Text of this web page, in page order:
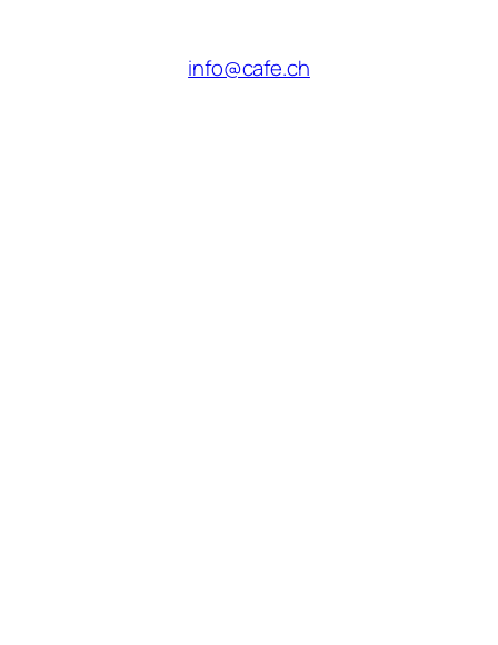
info@cafe.ch